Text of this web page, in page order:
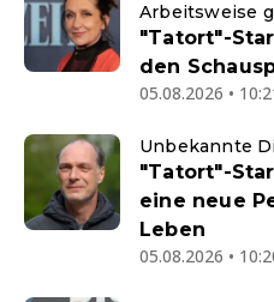
Arbeitsweise
"Tatort"-
den
05.08.2026 •
Unbekannte
"Tatort"-
eine neue
Leben
05.08.2026 •